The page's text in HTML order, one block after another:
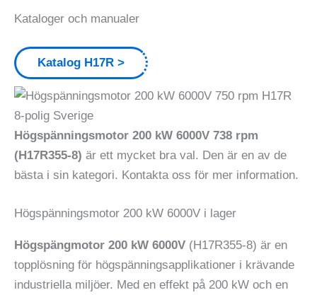
Kataloger och manualer
Katalog H17R
Högspänningsmotor 200 kW 6000V 738 rpm
(H17R355-8) är ett mycket bra val. Den är en av de
bästa i sin kategori. Kontakta oss för mer information.
Högspänningsmotor 200 kW 6000V i lager
Högspängmotor 200 kW 6000V (H17R355-8) är en
topplösning för högspänningsapplikationer i krävande
industriella miljöer. Med en effekt på 200 kW och en